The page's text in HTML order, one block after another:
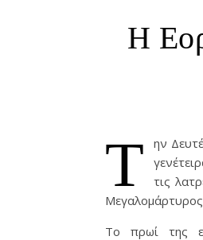
Η
Τ
ην
τις
Το πρωί της